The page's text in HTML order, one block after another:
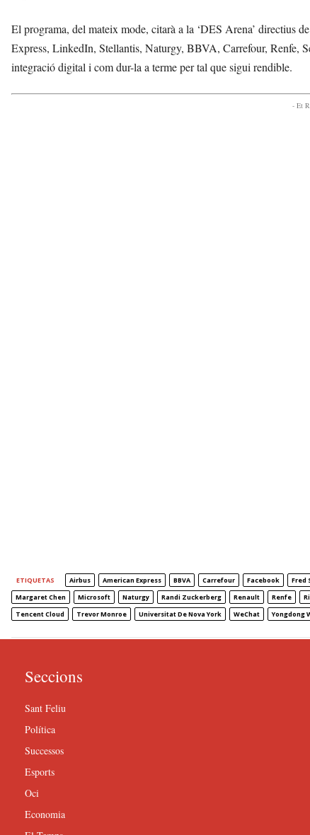
El programa, del mateix mode, citarà a la ‘DES Arena’ directius
Express, LinkedIn, Stellantis, Naturgy, BBVA, Carrefour, Renfe,
integració digital i com dur-la a terme per tal que sigui rendible.
- Et
ETIQUETAS Airbus American Express BBVA Carrefour Facebook Fred
Margaret Chen
Microsoft Naturgy Randi Zuckerberg Renault Renfe
Tencent Cloud
Trevor Monroe Universitat De Nova York WeChat Yongdong
Seccions
Sant Feliu
Política
Successos
Esports
Oci
Economia